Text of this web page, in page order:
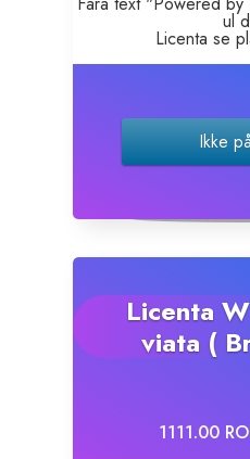
SSL Certificates
E-mail Services
Website Security
Website Backup
ul
Licenta se
Ikke
Licenta
viata (
1111.00